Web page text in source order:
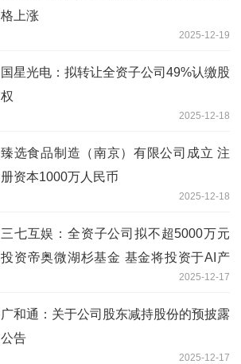
格上涨
2025-12-19
国星光电：拟转让全资子公司49%认缴股
权
2025-12-18
臻选食品制造（南京）有限公司成立 注
册资本1000万人民币
2025-12-18
三七互娱：全资子公司拟不超5000万元
投资帝奥微湖杉基金 基金将投资于AI产
2025-12-17
广和通：关于公司股东减持股份的预披露
公告
2025-12-17